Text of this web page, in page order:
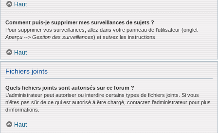
Haut
Comment puis-je supprimer mes surveillances de sujets ?
Pour supprimer vos surveillances, allez dans votre panneau de l’utilisateur (onglet
Aperçu --> Gestion des surveillances) et suivez les instructions.
Haut
Fichiers joints
Quels fichiers joints sont autorisés sur ce forum ?
L’administrateur peut autoriser ou interdire certains types de fichiers joints. Si vous
n’êtes pas sûr de ce qui est autorisé à être chargé, contactez l’administrateur pour plus
d’informations.
Haut